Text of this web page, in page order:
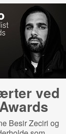
ved
Besir Zeciri og